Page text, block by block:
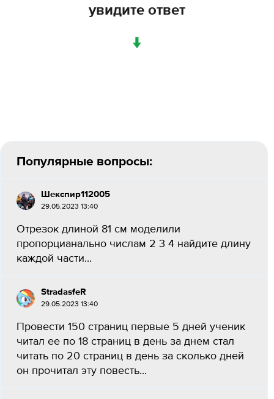
увидите ответ
↓
Популярные вопросы:
Шекспир112005
29.05.2023 13:40
Отрезок длиной 81 см моделили
пропорцианально числам 2 3 4 найдите длину
каждой части...
StradasfeR
29.05.2023 13:40
Провести 150 страниц первые 5 дней ученик
читал ее по 18 страниц в день за днем стал
читать по 20 страниц в день за сколько дней
он прочитал эту повесть...